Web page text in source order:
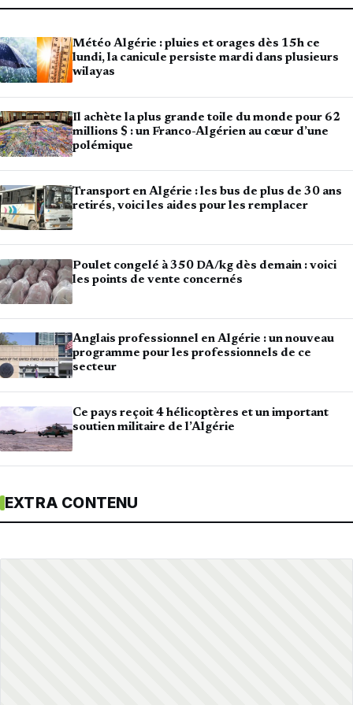
Météo Algérie : pluies et orages dès 15h ce
lundi, la canicule persiste mardi dans plusieurs
wilayas
Il achète la plus grande toile du monde pour 62
millions $ : un Franco-Algérien au cœur d’une
polémique
Transport en Algérie : les bus de plus de 30 ans
retirés, voici les aides pour les remplacer
Poulet congelé à 350 DA/kg dès demain : voici
les points de vente concernés
Anglais professionnel en Algérie : un nouveau
programme pour les professionnels de ce
secteur
Ce pays reçoit 4 hélicoptères et un important
soutien militaire de l’Algérie
EXTRA CONTENU